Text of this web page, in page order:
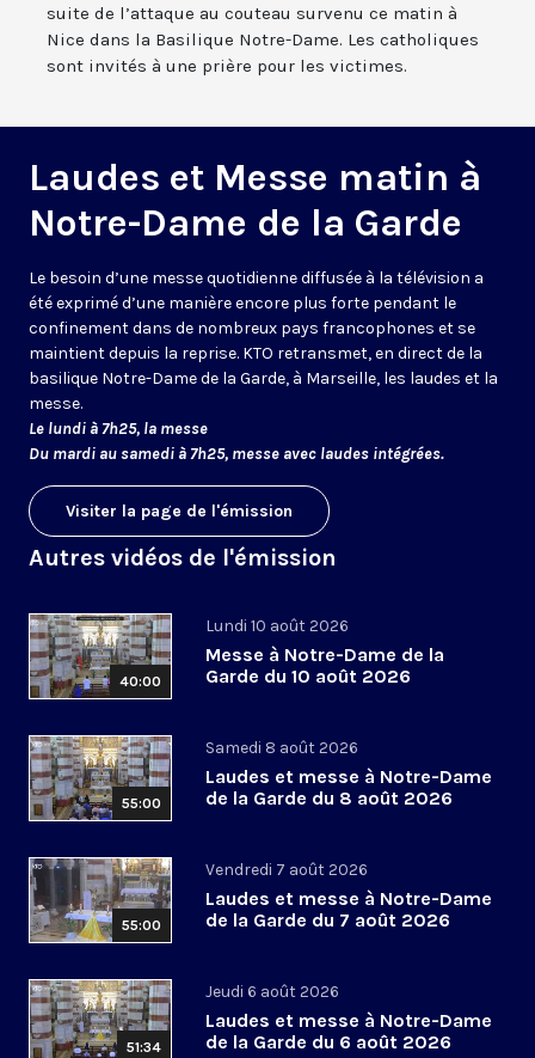
suite de l’attaque au couteau survenu ce matin à
Nice dans la Basilique Notre-Dame. Les catholiques
sont invités à une prière pour les victimes.
Laudes et Messe matin à
Notre-Dame de la Garde
Le besoin d’une messe quotidienne diffusée à la télévision a
été exprimé d’une manière encore plus forte pendant le
confinement dans de nombreux pays francophones et se
maintient depuis la reprise. KTO retransmet, en direct de la
basilique Notre-Dame de la Garde, à Marseille, les laudes et la
messe.
Le lundi à 7h25, la messe
Du mardi au samedi à 7h25, messe avec laudes intégrées.
Visiter la page de l'émission
Autres vidéos de l'émission
40:00
Lundi 10 août 2026
Messe à Notre-Dame de la
Garde du 10 août 2026
55:00
Samedi 8 août 2026
Laudes et messe à Notre-Dame
de la Garde du 8 août 2026
55:00
Vendredi 7 août 2026
Laudes et messe à Notre-Dame
de la Garde du 7 août 2026
51:34
Jeudi 6 août 2026
Laudes et messe à Notre-Dame
de la Garde du 6 août 2026